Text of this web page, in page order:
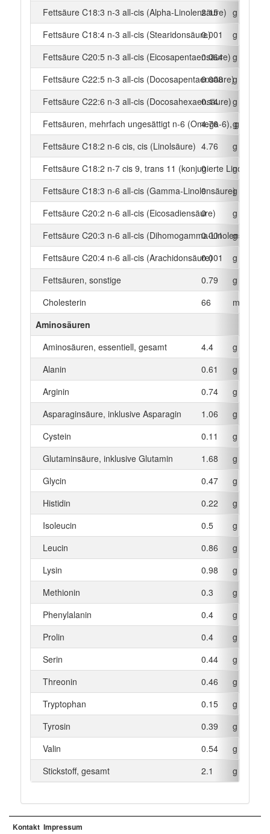
Fettsäure C18:3 n-3 all-cis (Alpha-Linolensäure)
2.15
g
Fettsäure C18:4 n-3 all-cis (Stearidonsäure)0.001
g
Fettsäure C20:5 n-3 all-cis (Eicosapentaensäure)
0.064
g
Fettsäure C22:5 n-3 all-cis (Docosapentaensäure)
0.008
g
Fettsäure C22:6 n-3 all-cis (Docosahexaensäure)
0.14
g
Fettsäuren, mehrfach ungesättigt n-6 (Omega-6), gesamt
4.76
g
Fettsäure C18:2 n-6 cis, cis (Linolsäure) 4.76
g
Fettsäure C18:2 n-7 cis 9, trans 11 (konjugierte Linolsäure)
0
g
Fettsäure C18:3 n-6 all-cis (Gamma-Linolensäure)
0
g
Fettsäure C20:2 n-6 all-cis (Eicosadiensäure)
0
g
Fettsäure C20:3 n-6 all-cis (Dihomogamma-Linolensäure)
0.001
g
Fettsäure C20:4 n-6 all-cis (Arachidonsäure)
0.001
g
Fettsäuren, sonstige
0.79
g
Cholesterin
66
mg
Aminosäuren
Aminosäuren, essentiell, gesamt
4.4
g
Alanin
0.61
g
Arginin
0.74
g
Asparaginsäure, inklusive Asparagin
1.06
g
Cystein
0.11
g
Glutaminsäure, inklusive Glutamin
1.68
g
Glycin
0.47
g
Histidin
0.22
g
Isoleucin
0.5
g
Leucin
0.86
g
Lysin
0.98
g
Methionin
0.3
g
Phenylalanin
0.4
g
Prolin
0.4
g
Serin
0.44
g
Threonin
0.46
g
Tryptophan
0.15
g
Tyrosin
0.39
g
Valin
0.54
g
Stickstoff, gesamt
2.1 g
Kontakt Impressum